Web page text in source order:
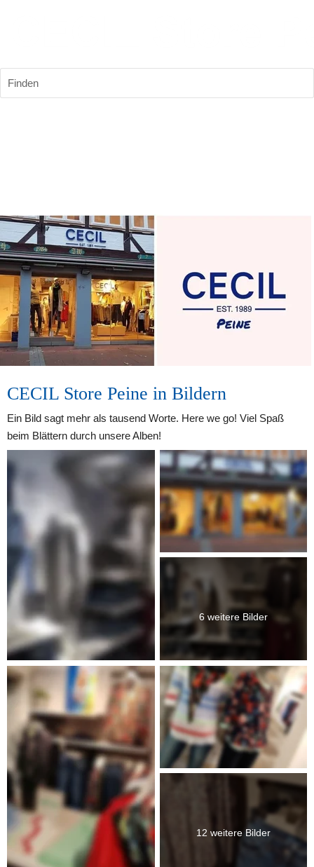
Finden
CECIL Store Peine in Bildern
Ein Bild sagt mehr als tausend Worte. Here we go! Viel Spaß
beim Blättern durch unsere Alben!
6 weitere Bilder
12 weitere Bilder